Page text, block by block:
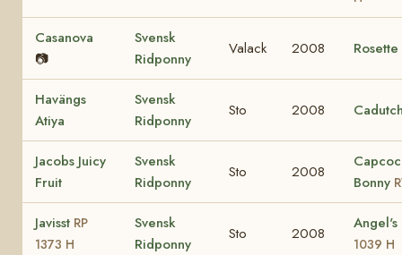
Casanova
📷
Svensk
Ridponny
Valack 2008 Rosette
Havängs
Atiya
Svensk
Ridponny
Sto 2008
Jacobs Juicy
Fruit
Svensk
Ridponny
Sto 2008
Bonny
Javisst RP
1373 H
Svensk
Ridponny
Sto 2008
1039 H